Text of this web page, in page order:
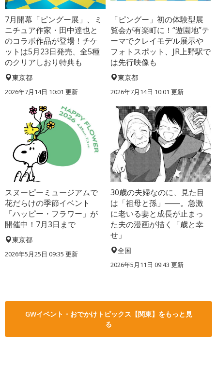
7月開幕「ピングー展」、ミ
ニチュア作家・田中達也と
のコラボ作品が登場！チケ
ットは5月23日発売、全5種
のクリアしおり特典も
東京都
2026年7月14日 10:01 更新
「ピングー」初の体験型展
覧会が有楽町に！“遊園地”テ
ーマでクレイモデル展示や
フォトスポット、JR上野駅で
は先行映像も
東京都
2026年7月14日 10:01 更新
スヌーピーミュージアムで
花だらけの季節イベント
「ハッピー・フラワー」が
開催中！7月3日まで
東京都
2026年5月25日 09:35 更新
30歳の夫婦なのに、見た目
は「祖母と孫」――。急激
に老いる妻と成長が止まっ
た夫の漫画が描く「歳と幸
せ」
全国
2026年5月11日 09:43 更新
GWイベント・おでかけトピックス【関東】をもっと見
る